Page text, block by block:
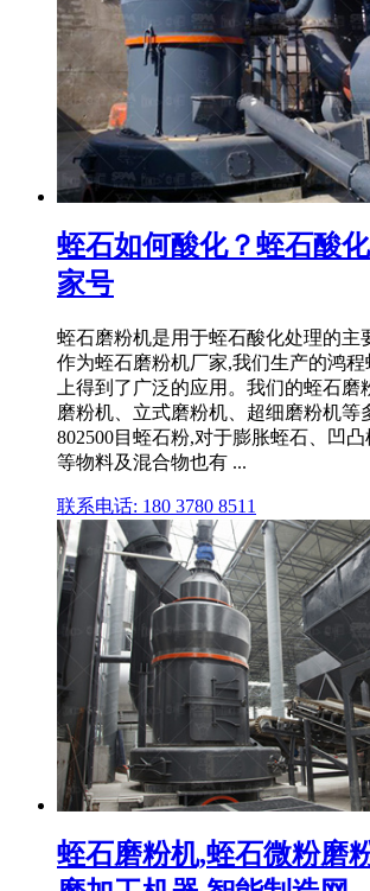
蛭石如何酸化？蛭石酸
家号
蛭石磨粉机是用于蛭石酸化处理的主
作为蛭石磨粉机厂家,我们生产的鸿
上得到了广泛的应用。我们的蛭石
磨粉机、立式磨粉机、超细磨粉机等
802500目蛭石粉,对于膨胀蛭石、凹
等物料及混合物也有 ...
联系电话: 180 3780 8511
蛭石磨粉机,蛭石微粉磨